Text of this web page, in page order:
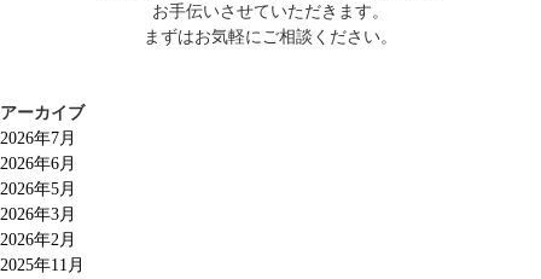
お手伝いさせていただきます。
まずはお気軽にご相談ください。
アーカイブ
2026年7月
2026年6月
2026年5月
2026年3月
2026年2月
2025年11月